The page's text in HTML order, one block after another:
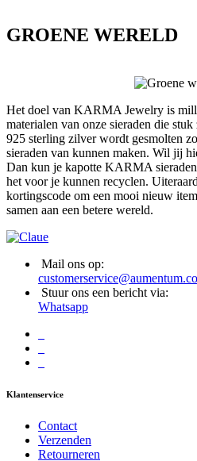
GROENE WERELD
Het doel van KARMA Jewelry is
materialen van onze sieraden die
925 sterling zilver wordt gesmolten
sieraden van kunnen maken. Wil jij
Dan kun je kapotte KARMA
het voor je kunnen recyclen.
kortingscode om een mooi nieuw
samen aan een betere wereld.
Mail ons op:
Stuur ons een bericht via:
Whatsapp
Klantenservice
Contact
Verzenden
Retourneren